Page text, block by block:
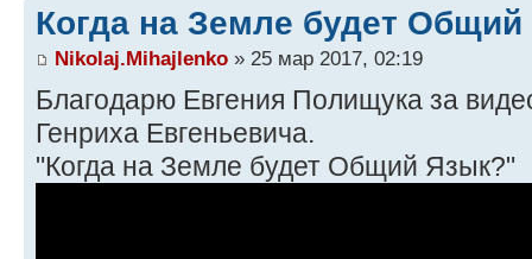
Когда на Земле будет
Nikolaj.Mihajlenko » 25 мар 2017, 02:19
Благодарю Евгения Полищука за
Генриха Евгеньевича.
"Когда на Земле будет Общий Язык?"